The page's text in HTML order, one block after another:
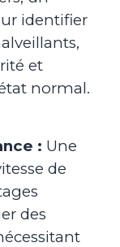
identifier
et
normal.
: Une
de
des